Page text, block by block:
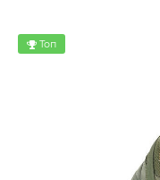
Топ